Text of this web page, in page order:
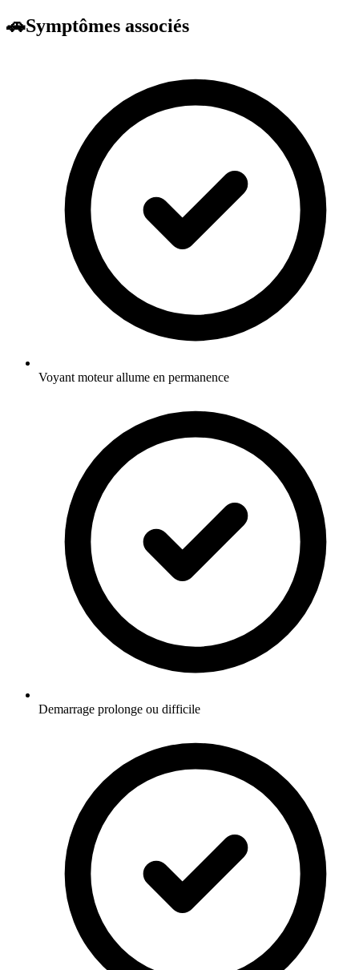
🚗Symptômes associés
Voyant moteur allume en permanence
Demarrage prolonge ou difficile